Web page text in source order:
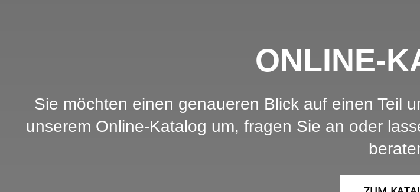
ONLINE-
Sie möchten einen genaueren Blick auf einen Teil
unserem Online-Katalog um, fragen Sie an oder